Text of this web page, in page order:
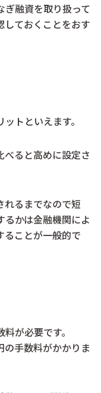
ぎ融資を取り扱って
しておくことをおす
トといえます。
べると高めに設定さ
れるまでなので短
るかは金融機関によ
ることが一般的で
が必要です。
手数料がかかりま